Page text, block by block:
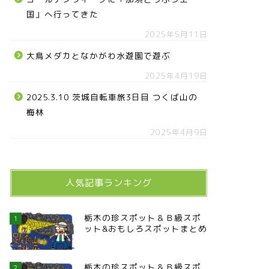
国」へ行ってきた
2025年5月11日
大鳥メダカとなかがわ水遊園で遊ぶ
2025年4月19日
2025.3.10 茨城自転車旅3日目 つくば山の
梅林
2025年4月9日
人気記事ランキング
1
栃木の珍スポット＆Ｂ級スポ
ット&おもしろスポットまとめ